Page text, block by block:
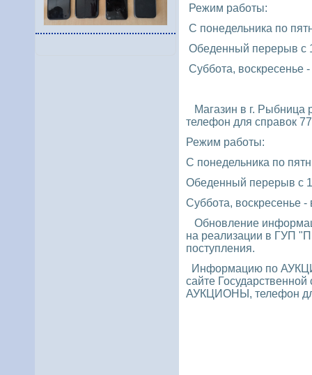
Режим работы:
С понедельника по
Обеденный перерыв с
Суббота, воскресенье
Магазин в г. Рыбница
телефон для справок
Режим работы:
С понедельника по
Обеденный перерыв с
Суббота, воскресенье
Обновление
на реализации в ГУП
поступления.
Информацию по
сайте
АУКЦИОНЫ, телефон